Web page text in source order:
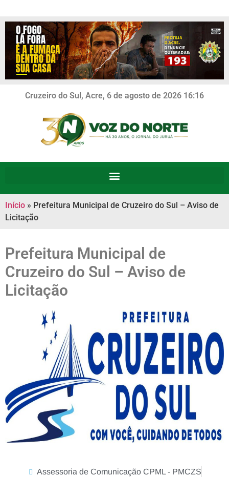
Cruzeiro do Sul, Acre, 6 de agosto de 2026 16:16
Início » Prefeitura Municipal de Cruzeiro do Sul – Aviso de
Licitação
Prefeitura Municipal de
Cruzeiro do Sul – Aviso de
Licitação
Assessoria de Comunicação CPML - PMCZS